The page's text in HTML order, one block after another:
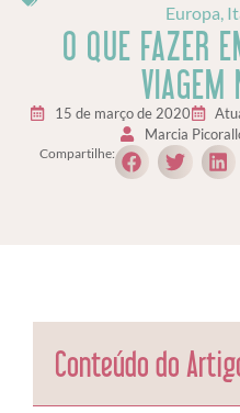
Europa
O QUE FAZER
VIAGEM
15 de março de 2020
Marcia
Compartilhe:
Conteúdo do